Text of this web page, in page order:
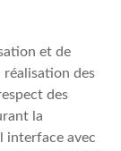
et de
réalisation des
des
la
interface avec